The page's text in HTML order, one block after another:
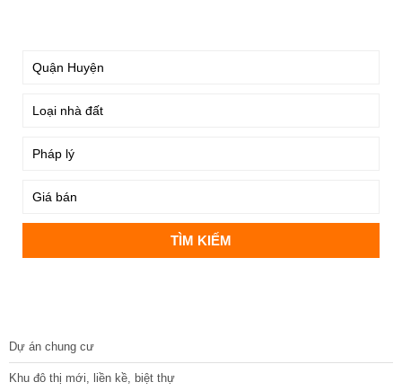
Dự án chung cư
Khu đô thị mới, liền kề, biệt thự